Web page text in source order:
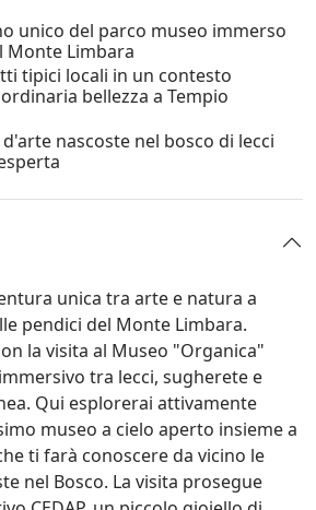
unico del parco museo immerso
Monte Limbara
tipici locali in un contesto
bellezza a Tempio
nascoste nel bosco di lecci
unica tra arte e natura a
pendici del Monte Limbara.
la visita al Museo "Organica"
tra lecci, sugherete e
Qui esplorerai attivamente
museo a cielo aperto insieme a
ti farà conoscere da vicino le
nel Bosco. La visita prosegue